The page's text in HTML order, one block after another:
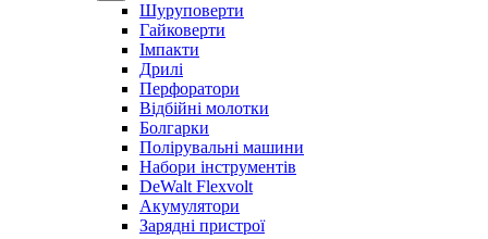
Шуруповерти
Гайковерти
Імпакти
Дрилі
Перфоратори
Відбійні молотки
Болгарки
Полірувальні машини
Набори інструментів
DeWalt Flexvolt
Акумулятори
Зарядні пристрої